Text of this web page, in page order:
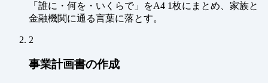
「誰に・何を・いくらで」をA4 1枚にまとめ、家族と
金融機関に通る言葉に落とす。
2
事業計画書の作成